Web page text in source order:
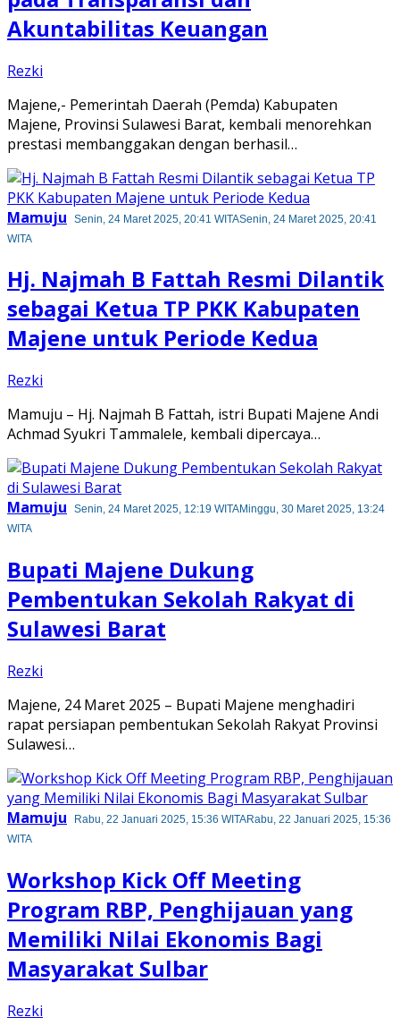
Akuntabilitas Keuangan
Rezki
Majene,- Pemerintah Daerah (Pemda) Kabupaten
Majene, Provinsi Sulawesi Barat, kembali menorehkan
prestasi membanggakan dengan berhasil…
Mamuju Senin, 24 Maret 2025, 20:41 WITASenin, 24 Maret 2025, 20:41
WITA
Hj. Najmah B Fattah Resmi Dilantik
sebagai Ketua TP PKK Kabupaten
Majene untuk Periode Kedua
Rezki
Mamuju – Hj. Najmah B Fattah, istri Bupati Majene Andi
Achmad Syukri Tammalele, kembali dipercaya…
Mamuju Senin, 24 Maret 2025, 12:19 WITAMinggu, 30 Maret 2025, 13:24
WITA
Bupati Majene Dukung
Pembentukan Sekolah Rakyat di
Sulawesi Barat
Rezki
Majene, 24 Maret 2025 – Bupati Majene menghadiri
rapat persiapan pembentukan Sekolah Rakyat Provinsi
Sulawesi…
Mamuju Rabu, 22 Januari 2025, 15:36 WITARabu, 22 Januari 2025, 15:36
WITA
Workshop Kick Off Meeting
Program RBP, Penghijauan yang
Memiliki Nilai Ekonomis Bagi
Masyarakat Sulbar
Rezki